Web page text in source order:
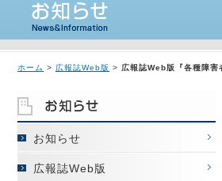
ホーム > 広報誌Web版 > 広報誌Web版『各種障害
お知らせ
広報誌Web版